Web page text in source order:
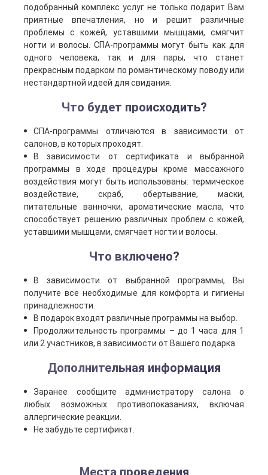
подобранный комплекс услуг не только подарит Вам
приятные впечатления, но и решит различные
проблемы с кожей, уставшими мышцами, смягчит
ногти и волосы. СПА-программы могут быть как для
одного человека, так и для пары, что станет
прекрасным подарком по романтическому поводу или
нестандартной идеей для свидания.
Что будет происходить?
СПА-программы отличаются в зависимости от
салонов, в которых проходят.
В зависимости от сертификата и выбранной
программы в ходе процедуры кроме массажного
воздействия могут быть использованы: термическое
воздействие, скраб, обертывание, маски,
питательные ванночки, ароматические масла, что
способствует решению различных проблем с кожей,
уставшими мышцами, смягчает ногти и волосы.
Что включено?
В зависимости от выбранной программы, Вы
получите все необходимые для комфорта и гигиены
принадлежности.
В подарок входят различные программы на выбор.
Продолжительность программы – до 1 часа для 1
или 2 участников, в зависимости от Вашего подарка.
Дополнительная информация
Заранее сообщите администратору салона о
любых возможных противопоказаниях, включая
аллергические реакции.
Не забудьте сертификат.
Места проведения